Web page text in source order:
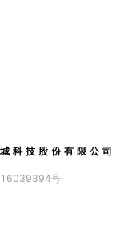
技股份有限公司
16039394号